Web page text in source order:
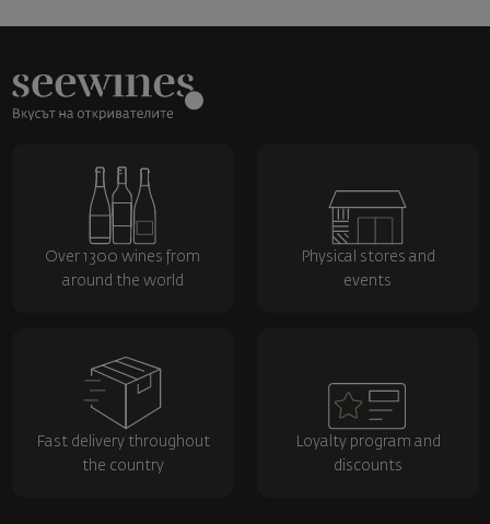
Over 1300 wines from
around the world
Physical stores and
events
Fast delivery throughout
the country
Loyalty program and
discounts